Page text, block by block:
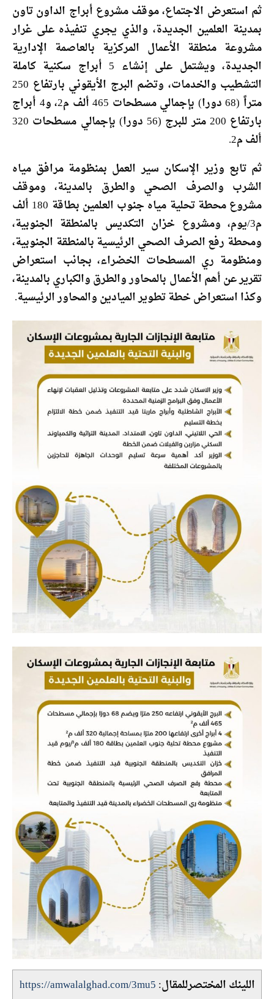
ثم استعرض الاجتماع، موقف مشروع أبراج الداون تاون
بمدينة العلمين الجديدة، والذي يجري تنفيذه على غرار
مشروعة منطقة الأعمال المركزية بالعاصمة الإدارية
الجديدة، ويشتمل على إنشاء 5 أبراج سكنية كاملة
التشطيب والخدمات، وتضم البرج الأيقوني بارتفاع 250
متراً (68 دورا) بإجمالي مسطحات 465 ألف م2، و4 أبراج
بارتفاع 200 متر للبرج (56 دورا) بإجمالي مسطحات 320
ألف م2.
ثم تابع وزير الإسكان سير العمل بمنظومة مرافق مياه
الشرب والصرف الصحي والطرق بالمدينة، وموقف
مشروع محطة تحلية مياه جنوب العلمين بطاقة 180 ألف
م3/يوم، ومشروع خزان التكديس بالمنطقة الجنوبية،
ومحطة رفع الصرف الصحي الرئيسية بالمنطقة الجنوبية،
ومنظومة ري المسطحات الخضراء، بجانب استعراض
تقرير عن أهم الأعمال بالمحاور والطرق والكباري بالمدينة،
وكذا استعراض خطة تطوير الميادين والمحاور الرئيسية.
اللينك المختصرللمقال:https://amwalalghad.com/3mu5